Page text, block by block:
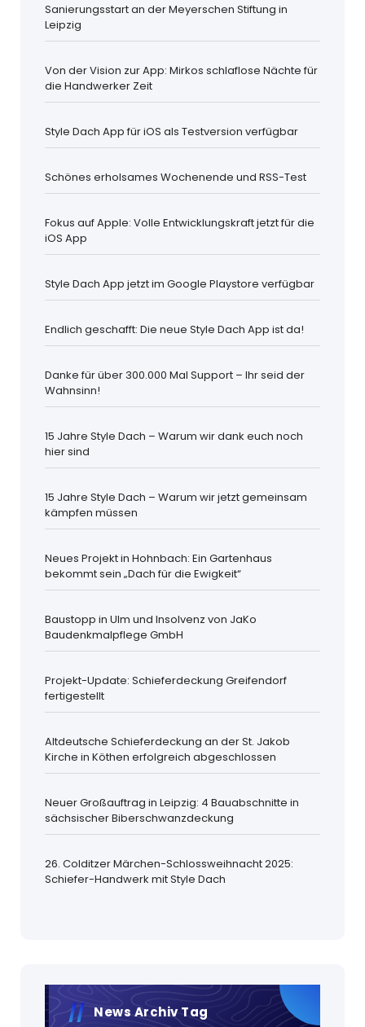
Sanierungsstart an der Meyerschen Stiftung in
Leipzig
Von der Vision zur App: Mirkos schlaflose Nächte für
die Handwerker Zeit
Style Dach App für iOS als Testversion verfügbar
Schönes erholsames Wochenende und RSS-Test
Fokus auf Apple: Volle Entwicklungskraft jetzt für die
iOS App
Style Dach App jetzt im Google Playstore verfügbar
Endlich geschafft: Die neue Style Dach App ist da!
Danke für über 300.000 Mal Support – Ihr seid der
Wahnsinn!
15 Jahre Style Dach – Warum wir dank euch noch
hier sind
15 Jahre Style Dach – Warum wir jetzt gemeinsam
kämpfen müssen
Neues Projekt in Hohnbach: Ein Gartenhaus
bekommt sein „Dach für die Ewigkeit“
Baustopp in Ulm und Insolvenz von JaKo
Baudenkmalpflege GmbH
Projekt-Update: Schieferdeckung Greifendorf
fertigestellt
Altdeutsche Schieferdeckung an der St. Jakob
Kirche in Köthen erfolgreich abgeschlossen
Neuer Großauftrag in Leipzig: 4 Bauabschnitte in
sächsischer Biberschwanzdeckung
26. Colditzer Märchen-Schlossweihnacht 2025:
Schiefer-Handwerk mit Style Dach
News Archiv Tag